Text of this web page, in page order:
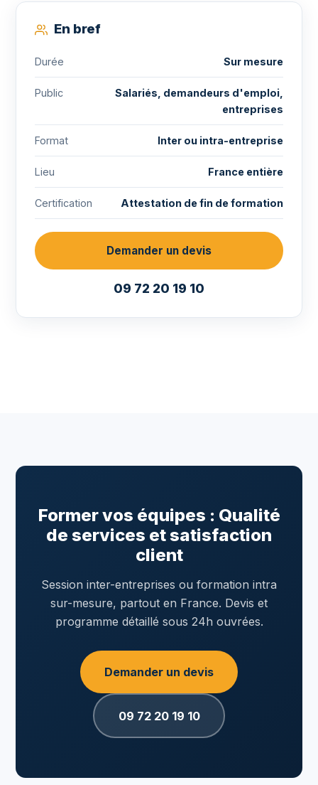
En bref
Durée Sur mesure
Public
Salariés, demandeurs d'emploi,
entreprises
Format Inter ou intra-entreprise
Lieu France entière
Certification Attestation de fin de formation
Demander un devis
09 72 20 19 10
Former vos équipes : Qualité
de services et satisfaction
client
Session inter-entreprises ou formation intra
sur-mesure, partout en France. Devis et
programme détaillé sous 24h ouvrées.
Demander un devis
09 72 20 19 10